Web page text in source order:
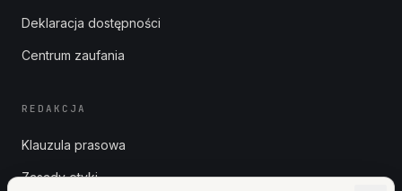
Deklaracja dostępności
Centrum zaufania
REDAKCJA
Klauzula prasowa
Zasady etyki